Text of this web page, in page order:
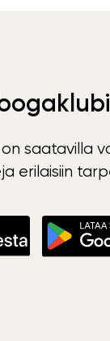
on saatavilla
erilaisiin